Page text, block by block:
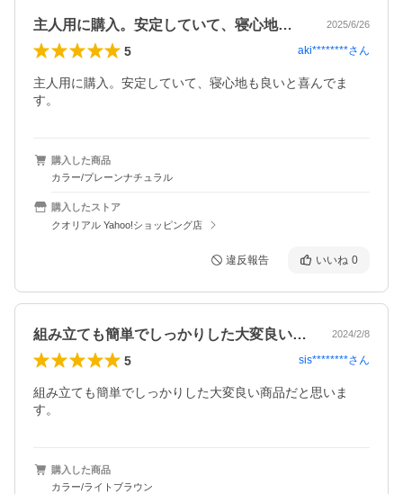
主人用に購入。安定していて、寝心地も良… 2025/6/26
5 aki********さん
主人用に購入。安定していて、寝心地も良いと喜んでま
す。
購入した商品
カラー/プレーンナチュラル
購入したストア
クオリアル Yahoo!ショッピング店
違反報告 いいね 0
組み立ても簡単でしっかりした大変良い商… 2024/2/8
5 sis********さん
組み立ても簡単でしっかりした大変良い商品だと思いま
す。
購入した商品
カラー/ライトブラウン